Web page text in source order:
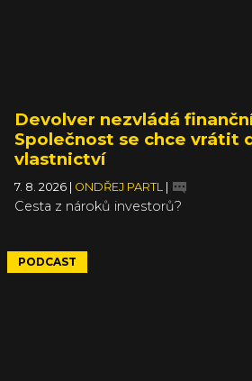
Devolver nezvládá
Společnost se chce vrátit
vlastnictví
7. 8. 2026 | ONDŘEJ PARTL |
Cesta z nároků investorů?
PODCAST